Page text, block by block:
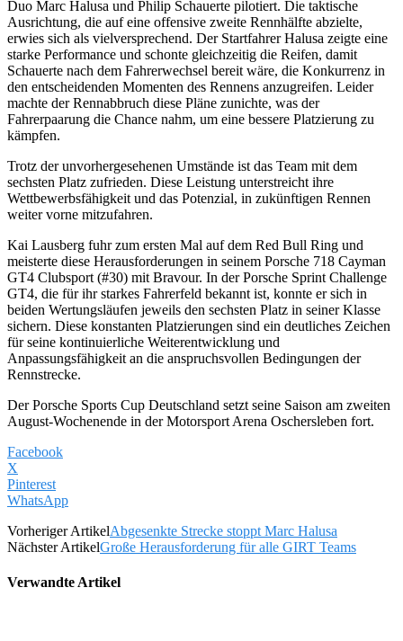
Duo Marc Halusa und Philip Schauerte pilotiert. Die taktische
Ausrichtung, die auf eine offensive zweite Rennhälfte abzielte,
erwies sich als vielversprechend. Der Startfahrer Halusa zeigte eine
starke Performance und schonte gleichzeitig die Reifen, damit
Schauerte nach dem Fahrerwechsel bereit wäre, die Konkurrenz in
den entscheidenden Momenten des Rennens anzugreifen. Leider
machte der Rennabbruch diese Pläne zunichte, was der
Fahrerpaarung die Chance nahm, um eine bessere Platzierung zu
kämpfen.
Trotz der unvorhergesehenen Umstände ist das Team mit dem
sechsten Platz zufrieden. Diese Leistung unterstreicht ihre
Wettbewerbsfähigkeit und das Potenzial, in zukünftigen Rennen
weiter vorne mitzufahren.
Kai Lausberg fuhr zum ersten Mal auf dem Red Bull Ring und
meisterte diese Herausforderungen in seinem Porsche 718 Cayman
GT4 Clubsport (#30) mit Bravour. In der Porsche Sprint Challenge
GT4, die für ihr starkes Fahrerfeld bekannt ist, konnte er sich in
beiden Wertungsläufen jeweils den sechsten Platz in seiner Klasse
sichern. Diese konstanten Platzierungen sind ein deutliches Zeichen
für seine kontinuierliche Weiterentwicklung und
Anpassungsfähigkeit an die anspruchsvollen Bedingungen der
Rennstrecke.
Der Porsche Sports Cup Deutschland setzt seine Saison am zweiten
August-Wochenende in der Motorsport Arena Oschersleben fort.
Facebook
X
Pinterest
WhatsApp
Vorheriger ArtikelAbgesenkte Strecke stoppt Marc Halusa
Nächster ArtikelGroße Herausforderung für alle GIRT Teams
Verwandte Artikel